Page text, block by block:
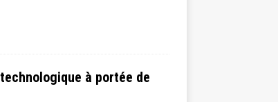
à portée de